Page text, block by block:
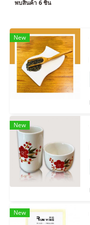
พบสินค้า 6 ชิ้น
New
New
New